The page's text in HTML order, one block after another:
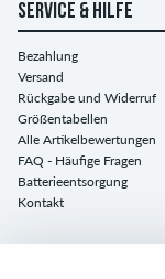
SERVICE & HILFE
Bezahlung
Versand
Rückgabe und Widerruf
Größentabellen
Alle Artikelbewertungen
FAQ - Häufige Fragen
Batterieentsorgung
Kontakt